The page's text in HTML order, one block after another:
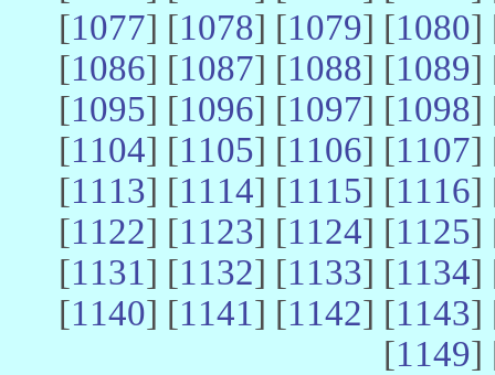
[1077] [1078] [1079] [1080]
[1086] [1087] [1088] [1089]
[1095] [1096] [1097] [1098]
[1104] [1105] [1106] [1107]
[1113] [1114] [1115] [1116]
[1122] [1123] [1124] [1125]
[1131] [1132] [1133] [1134]
[1140] [1141] [1142] [1143]
[1149]